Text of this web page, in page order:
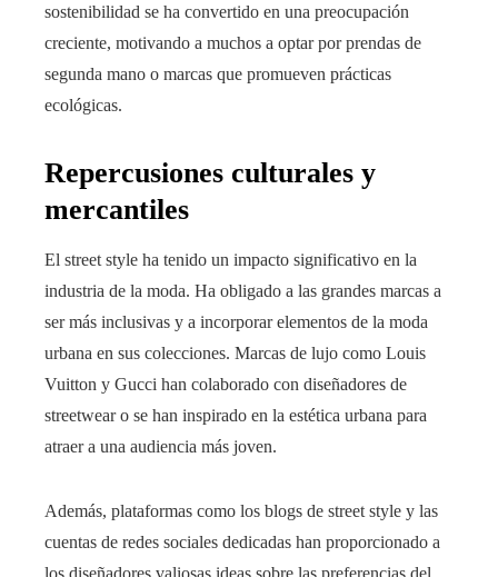
sostenibilidad se ha convertido en una preocupación
creciente, motivando a muchos a optar por prendas de
segunda mano o marcas que promueven prácticas
ecológicas.
Repercusiones culturales y
mercantiles
El street style ha tenido un impacto significativo en la
industria de la moda. Ha obligado a las grandes marcas a
ser más inclusivas y a incorporar elementos de la moda
urbana en sus colecciones. Marcas de lujo como Louis
Vuitton y Gucci han colaborado con diseñadores de
streetwear o se han inspirado en la estética urbana para
atraer a una audiencia más joven.
Además, plataformas como los blogs de street style y las
cuentas de redes sociales dedicadas han proporcionado a
los diseñadores valiosas ideas sobre las preferencias del